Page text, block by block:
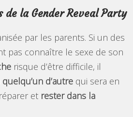
de la Gender Reveal Party
par les parents. Si un des
pas connaître le sexe de son
risque d’être difficile, il
quelqu’un d’autre qui sera en
et rester dans la